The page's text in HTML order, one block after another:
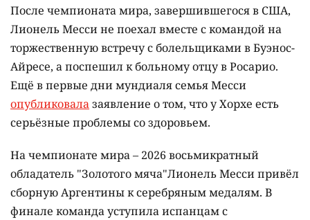
После чемпионата мира, завершившегося в США,
Лионель Месси не поехал вместе с командой на
торжественную встречу с болельщиками в Буэнос-
Айресе, а поспешил к больному отцу в Росарио.
Ещё в первые дни мундиаля семья Месси
опубликовалазаявление о том, что у Хорхе есть
серьёзные проблемы со здоровьем.
На чемпионате мира – 2026 восьмикратный
обладатель "Золотого мяча"Лионель Месси привёл
сборную Аргентины к серебряным медалям. В
финале команда уступила испанцам с